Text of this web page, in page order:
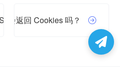
请求吗？
会返回 Cookies 吗？